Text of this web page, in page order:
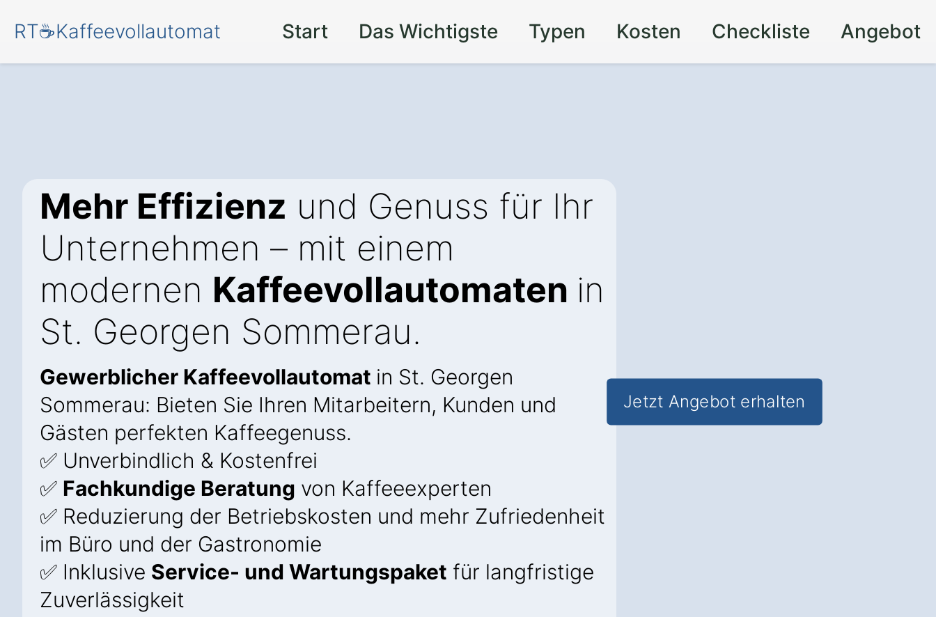
RT☕Kaffeevollautomat Start Das Wichtigste Typen Kosten Checkliste Angebot
Mehr Effizienz und Genuss für Ihr
Unternehmen – mit einem
modernen Kaffeevollautomaten in
St. Georgen Sommerau.
Gewerblicher Kaffeevollautomat in St. Georgen
Sommerau: Bieten Sie Ihren Mitarbeitern, Kunden und
Gästen perfekten Kaffeegenuss.
✅ Unverbindlich & Kostenfrei
✅ Fachkundige Beratung von Kaffeeexperten
✅ Reduzierung der Betriebskosten und mehr Zufriedenheit
im Büro und der Gastronomie
✅ Inklusive Service- und Wartungspaket für langfristige
Zuverlässigkeit
Jetzt Angebot erhalten